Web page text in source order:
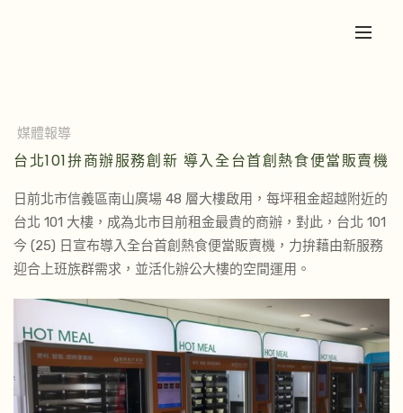
媒體報導
台北101拚商辦服務創新 導入全台首創熱食便當販賣機
日前北市信義區南山廣場 48 層大樓啟用，每坪租金超越附近的
台北 101 大樓，成為北市目前租金最貴的商辦，對此，台北 101
今 (25) 日宣布導入全台首創熱食便當販賣機，力拚藉由新服務
迎合上班族群需求，並活化辦公大樓的空間運用。